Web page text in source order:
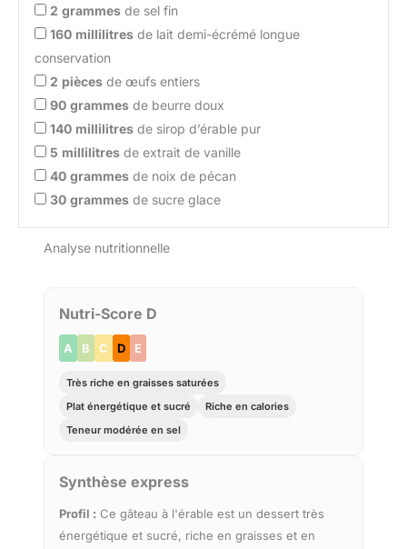
2 grammes de sel fin
160 millilitres de lait demi-écrémé longue
conservation
2 pièces de œufs entiers
90 grammes de beurre doux
140 millilitres de sirop d’érable pur
5 millilitres de extrait de vanille
40 grammes de noix de pécan
30 grammes de sucre glace
Analyse nutritionnelle
Nutri-Score D
A B C D E
Très riche en graisses saturées
Plat énergétique et sucré
Riche en calories
Teneur modérée en sel
Synthèse express
Profil : Ce gâteau à l'érable est un dessert très
énergétique et sucré, riche en graisses et en